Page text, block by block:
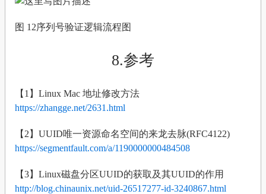
图 12序列号验证逻辑流程图
8.参考
【1】Linux Mac 地址修改方法
https://zhangge.net/2631.html
【2】UUID唯一资源命名空间的来龙去脉(RFC4122)
https://segmentfault.com/a/1190000000484508
【3】Linux磁盘分区UUID的获取及其UUID的作用
http://blog.chinaunix.net/uid-26517277-id-3240867.html